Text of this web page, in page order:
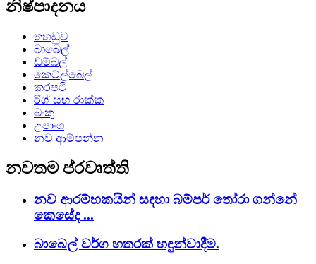
නිෂ්පාදනය
තහඩුව
බාබෙල්
ඩම්බල්
කෙට්ල්බෙල්
කරපටි
රිග් සහ රාක්ක
බංකු
උපාංග
නව ආම්පන්න
නවතම ප්රවෘත්ති
නව ආරම්භකයින් සඳහා බම්පර් තෝරා ගන්නේ
කෙසේද ...
බාබෙල් වර්ග හතරක් හඳුන්වාදීම.